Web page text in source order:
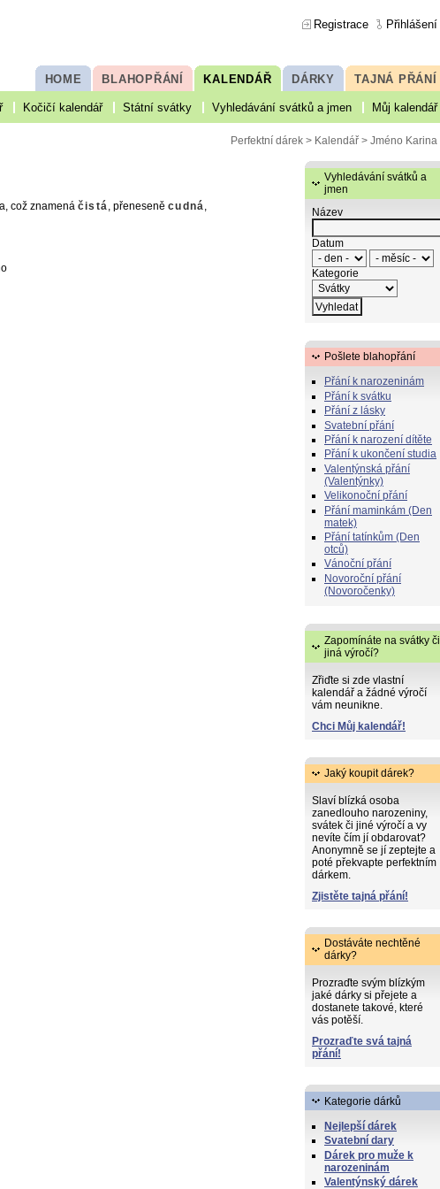
Registrace Přihlášení
TAJNÁ PŘÁNÍ
DÁRKY
KALENDÁŘ
BLAHOPŘÁNÍ
HOME
Kočičí kalendář Státní svátky Vyhledávání svátků a jmen Můj kalendář
Perfektní dárek > Kalendář > Jméno Karina
což znamená čistá, přeneseněcudná,
Vyhledávání svátků a
jmen
Název
Datum
Kategorie
Pošlete blahopřání
Přání k narozeninám
Přání k svátku
Přání z lásky
Svatební přání
Přání k narození dítěte
Přání k ukončení studia
Valentýnská přání
(Valentýnky)
Velikonoční přání
Přání maminkám (Den
matek)
Přání tatínkům (Den
otců)
Vánoční přání
Novoroční přání
(Novoročenky)
Zapomínáte na svátky či
jiná výročí?
Zřiďte si zde vlastní
kalendář a žádné výročí
vám neunikne.
Chci Můj kalendář!
Jaký koupit dárek?
Slaví blízká osoba
zanedlouho narozeniny,
svátek či jiné výročí a vy
nevíte čím jí obdarovat?
Anonymně se jí zeptejte a
poté překvapte perfektním
dárkem.
Zjistěte tajná přání!
Dostáváte nechtěné
dárky?
Prozraďte svým blízkým
jaké dárky si přejete a
dostanete takové, které
vás potěší.
Prozraďte svá tajná
přání!
Kategorie dárků
Nejlepší dárek
Svatební dary
Dárek pro muže k
narozeninám
Valentýnský dárek